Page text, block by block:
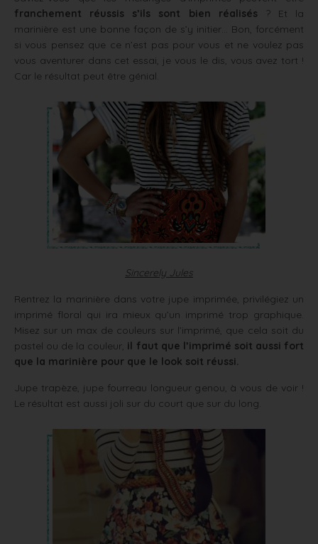
franchement réussis s’ils sont bien réalisés ? Et la
marinière est une bonne façon de s’y initier… Bon, forcément
si vous pensez que ce n’est pas pour vous et ne voulez pas
vous aventurer dans cet essai, je vous le dis, vous avez tort !
Car le résultat peut être génial.
Sincerely Jules
Rentrez la marinière dans votre jupe imprimée, privilégiez un
imprimé floral qui ira mieux qu’un imprimé trop graphique.
Misez sur un max de couleurs sur l’imprimé, que cela soit du
pastel ou de la couleur, il faut que l’imprimé soit aussi fort
que la marinière pour que le look soit réussi.
Jupe trapèze, jupe fourreau longueur genou, à vous de voir !
Le résultat est aussi joli sur du court que sur du long.